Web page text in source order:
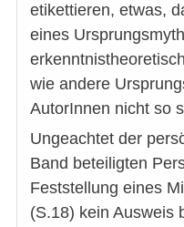
etikettieren, etwas,
eines
wie andere
AutorInnen nicht so
Ungeachtet der
Band beteiligten
Feststellung eines
(S.18) kein Ausweis